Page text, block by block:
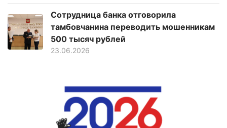
Сотрудница банка отговорила
тамбовчанина переводить мошенникам
500 тысяч рублей
23.06.2026